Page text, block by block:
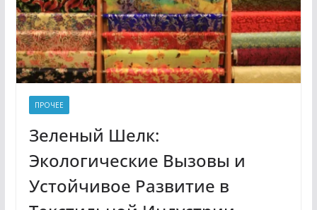
ПРОЧЕЕ
Зеленый Шелк:
Экологические Вызовы и
Устойчивое Развитие в